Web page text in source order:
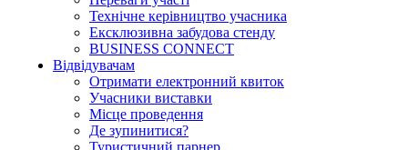
Технічне керівництво учасника
Ексклюзивна забудова стенду
BUSINESS CONNECT
Відвідувачам
Отримати електронний квиток
Учасники виставки
Місце проведення
Де зупинитися?
Туристичний парнер